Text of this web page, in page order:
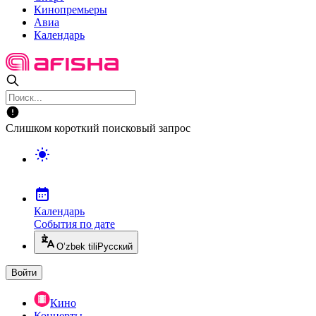
Кинопремьеры
Авиа
Календарь
Слишком короткий поисковый запрос
Календарь
События по дате
O’zbek tili Русский
Войти
Кино